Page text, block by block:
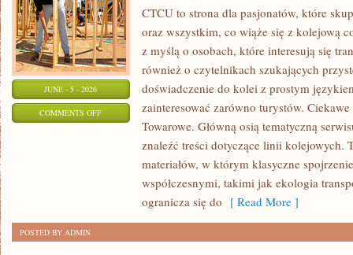
JUNE - 5 - 2026
COMMENTS OFFON
CTCU to strona dla pasjonatów, które
oraz wszystkim, co wiąże się z kolejową
z myślą o osobach, które interesują się
również o czytelnikach szukających
doświadczenie do kolei z prostym
zainteresować zarówno turystów.
Towarowe. Główną osią tematyczną
znaleźć treści dotyczące linii kolejowych.
materiałów, w którym klasyczne
współczesnymi, takimi jak ekologia
ogranicza się do [ Read More ]
POSTED BY ADMIN